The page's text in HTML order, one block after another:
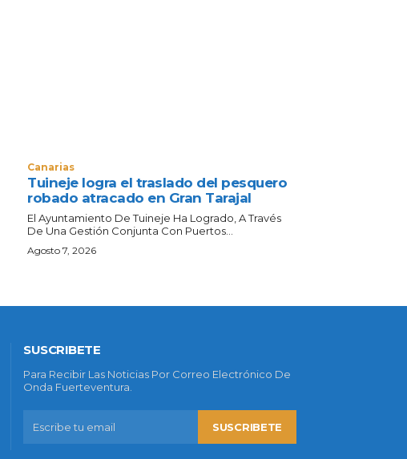
Canarias
Tuineje logra el traslado del pesquero
robado atracado en Gran Tarajal
El Ayuntamiento De Tuineje Ha Logrado, A Través
De Una Gestión Conjunta Con Puertos...
Agosto 7, 2026
SUSCRIBETE
Para Recibir Las Noticias Por Correo Electrónico De
Onda Fuerteventura.
SUSCRIBETE